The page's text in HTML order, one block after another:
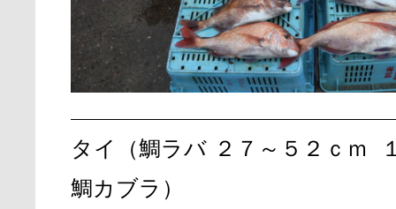
タイ（鯛ラバ
鯛カブラ）
２７～５２ｃｍ